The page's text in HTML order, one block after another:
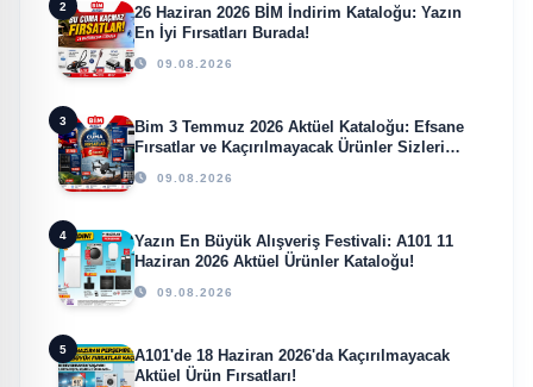
2
26 Haziran 2026 BİM İndirim Kataloğu: Yazın
En İyi Fırsatları Burada!
09.08.2026
3
Bim 3 Temmuz 2026 Aktüel Kataloğu: Efsane
Fırsatlar ve Kaçırılmayacak Ürünler Sizleri
Bekliyor!
09.08.2026
4
Yazın En Büyük Alışveriş Festivali: A101 11
Haziran 2026 Aktüel Ürünler Kataloğu!
09.08.2026
5
A101'de 18 Haziran 2026'da Kaçırılmayacak
Aktüel Ürün Fırsatları!